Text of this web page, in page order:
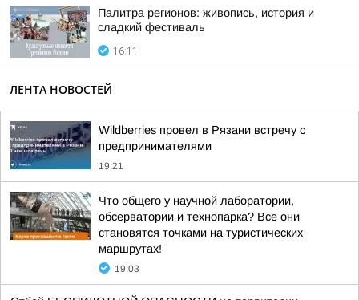
Палитра регионов: живопись, история и
сладкий фестиваль
16:11
ЛЕНТА НОВОСТЕЙ
Wildberries провел в Рязани встречу с
предпринимателями
19:21
Что общего у научной лаборатории,
обсерватории и технопарка? Все они
становятся точками на туристических
маршрутах!
19:03